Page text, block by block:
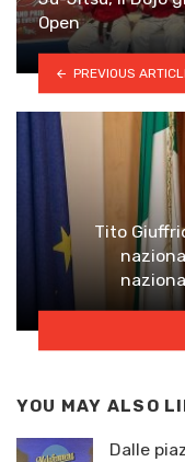
Open
PREVIOUS
Tito
YOU MAY ALSO
Dalle